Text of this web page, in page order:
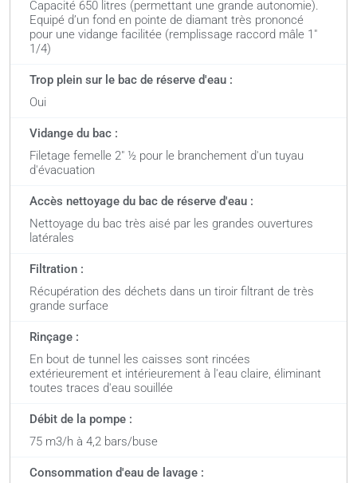
Capacité 650 litres (permettant une grande autonomie).
Equipé d’un fond en pointe de diamant très prononcé
pour une vidange facilitée (remplissage raccord mâle 1"
1/4)
Trop plein sur le bac de réserve d'eau :
Oui
Vidange du bac :
Filetage femelle 2" ½ pour le branchement d'un tuyau
d'évacuation
Accès nettoyage du bac de réserve d'eau :
Nettoyage du bac très aisé par les grandes ouvertures
latérales
Filtration :
Récupération des déchets dans un tiroir filtrant de très
grande surface
Rinçage :
En bout de tunnel les caisses sont rincées
extérieurement et intérieurement à l'eau claire, éliminant
toutes traces d'eau souillée
Débit de la pompe :
75 m3/h à 4,2 bars/buse
Consommation d'eau de lavage :